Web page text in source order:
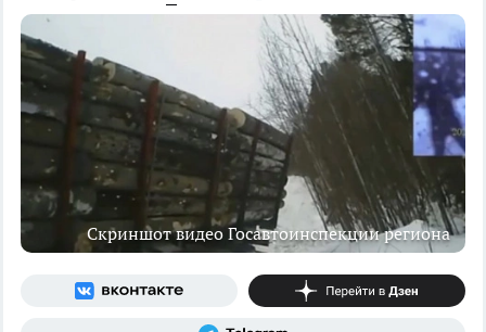
Скриншот видео Госавтоинспекции региона